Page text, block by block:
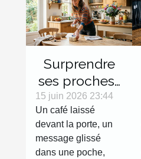
Surprendre
ses proches :
micro-
surprises du
quotidien
15 juin 2026 23:44
Un café laissé
devant la porte, un
message glissé
dans une poche,